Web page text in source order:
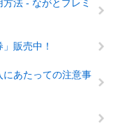
方法 - ながとプレミ
販売中！
にあたっての注意事